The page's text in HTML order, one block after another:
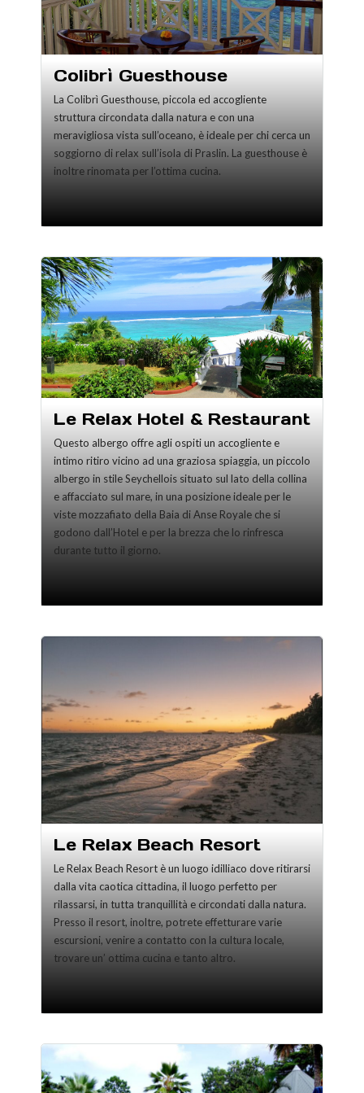
Colibrì Guesthouse
La Colibrì Guesthouse, piccola ed accogliente
struttura circondata dalla natura e con una
meravigliosa vista sull’oceano, è ideale per chi cerca un
soggiorno di relax sull’isola di Praslin. La guesthouse è
inoltre rinomata per l’ottima cucina.
Le Relax Hotel & Restaurant
Questo albergo offre agli ospiti un accogliente e
intimo ritiro vicino ad una graziosa spiaggia, un piccolo
albergo in stile Seychellois situato sul lato della collina
e affacciato sul mare, in una posizione ideale per le
viste mozzafiato della Baia di Anse Royale che si
godono dall’Hotel e per la brezza che lo rinfresca
durante tutto il giorno.
Le Relax Beach Resort
Le Relax Beach Resort è un luogo idilliaco dove ritirarsi
dalla vita caotica cittadina, il luogo perfetto per
rilassarsi, in tutta tranquillità e circondati dalla natura.
Presso il resort, inoltre, potrete effetturare varie
escursioni, venire a contatto con la cultura locale,
trovare un’ ottima cucina e tanto altro.